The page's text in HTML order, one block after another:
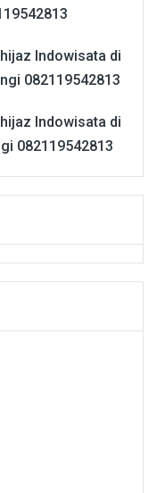
Indowisata di
082119542813
Indowisata di
082119542813